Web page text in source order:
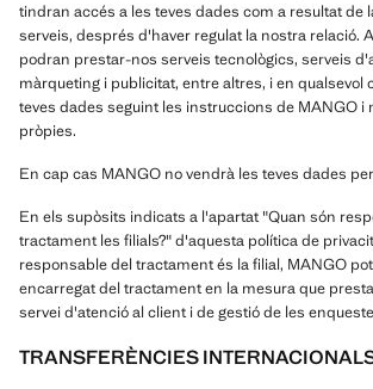
tindran accés a les teves dades com a resultat de
serveis, després d'haver regulat la nostra relació.
podran prestar-nos serveis tecnològics, serveis
màrqueting i publicitat, entre altres, i en qualsevol
teves dades seguint les instruccions de MANGO i
pròpies.
En cap cas MANGO no vendrà les teves dades
En els supòsits indicats a l'apartat "Quan són
tractament les filials?" d'aquesta política de
responsable del tractament és la filial, MANGO
encarregat del tractament en la mesura que
servei d'atenció al client i de gestió de les
TRANSFERÈNCIES